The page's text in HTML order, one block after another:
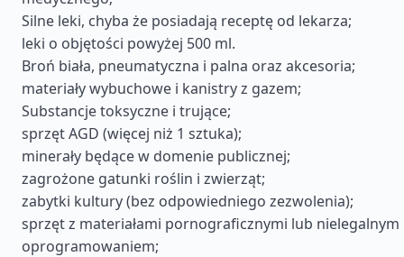
Silne leki, chyba że posiadają receptę od lekarza;
leki o objętości powyżej 500 ml.
Broń biała, pneumatyczna i palna oraz akcesoria;
materiały wybuchowe i kanistry z gazem;
Substancje toksyczne i trujące;
sprzęt AGD (więcej niż 1 sztuka);
minerały będące w domenie publicznej;
zagrożone gatunki roślin i zwierząt;
zabytki kultury (bez odpowiedniego zezwolenia);
sprzęt z materiałami pornograficznymi lub nielegalnym
oprogramowaniem;